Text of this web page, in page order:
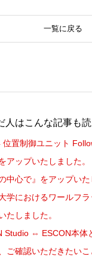
一覧に戻る
人はこんな記事も
位置制御ユニット
アップいたしました。
中心で』をアップいた
学におけるワールフ
たしました。
Studio ⇔ ESCON本体
ご確認いただきたい